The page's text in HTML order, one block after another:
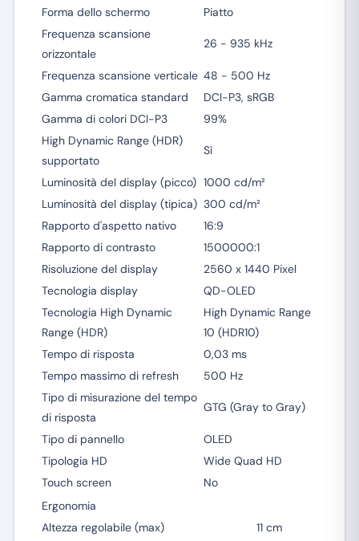
Forma dello schermo
Piatto
Frequenza scansione
orizzontale
26 - 935 kHz
Frequenza scansione verticale 48 - 500 Hz
Gamma cromatica standard
DCI-P3, sRGB
Gamma di colori DCI-P3
99%
High Dynamic Range (HDR)
supportato
Sì
Luminosità del display (picco) 1000 cd/m²
Luminosità del display (tipica) 300 cd/m²
Rapporto d'aspetto nativo
16:9
Rapporto di contrasto
1500000:1
Risoluzione del display
2560 x 1440 Pixel
Tecnologia display
QD-OLED
Tecnologia High Dynamic
Range (HDR)
High Dynamic Range
10 (HDR10)
Tempo di risposta
0,03 ms
Tempo massimo di refresh
500 Hz
Tipo di misurazione del tempo
di risposta
GTG (Gray to Gray)
Tipo di pannello
OLED
Tipologia HD
Wide Quad HD
Touch screen
No
Ergonomia
Altezza regolabile (max)
11 cm